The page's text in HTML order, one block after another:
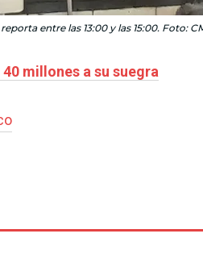
entre las 13:00 y las 15:00. Foto:
millones a su suegra